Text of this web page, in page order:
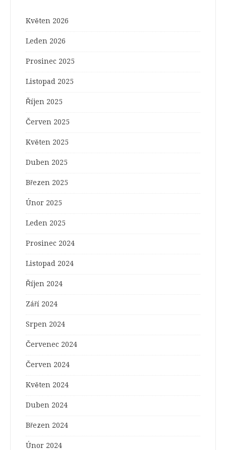
Květen 2026
Leden 2026
Prosinec 2025
Listopad 2025
Říjen 2025
Červen 2025
Květen 2025
Duben 2025
Březen 2025
Únor 2025
Leden 2025
Prosinec 2024
Listopad 2024
Říjen 2024
Září 2024
Srpen 2024
Červenec 2024
Červen 2024
Květen 2024
Duben 2024
Březen 2024
Únor 2024